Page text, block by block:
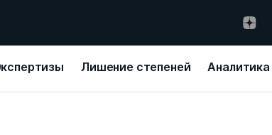
Лишение степеней Аналитика